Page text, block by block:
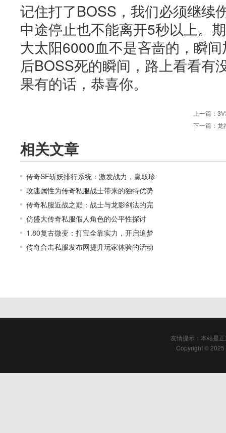
记住打了BOSS，我们必须继续
中途停止也不能离开5秒以上。
大太阳6000血不是吝啬的，瞬
后BOSS死的瞬间，路上看看有
果有的话，恭喜你。
上一篇：
下一篇： 龙
相关文章
传奇SF斩妖排行系统：激发战力，赢取珍
攻速属性为传奇私服战士带来的独特优势
传奇私服近战之巅：战士与龙影剑法的完
仿盛大传奇私服假人角色的公平性探讨
1.80复古微变：打宝全靠实力，开启追梦
传奇合击私服发布网提升玩家体验的活动
友情提示：本站是
Copyright © 2025